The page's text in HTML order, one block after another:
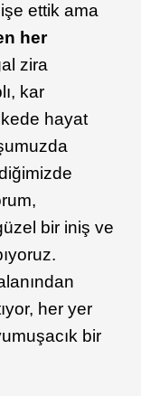
ettik ama
her
zira
kar
hayat
bir iniş ve
her yer
bir